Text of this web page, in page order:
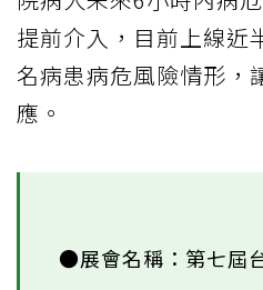
提前介入，目前上線近
名病患病危風險情形，
應。
●展會名稱：第七屆